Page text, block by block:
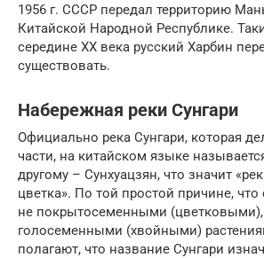
1956 г. СССР передал территорию
Китайской Народной Республике.
середине XX века русский Харбин
существовать.
Набережная реки Сунгари
Официально река Сунгари, которая
части, на китайском языке
другому – Сунхуацзян, что значит
цветка». По той простой причине,
не покрытосеменными
голосеменными (хвойными)
полагают, что название Сунгари